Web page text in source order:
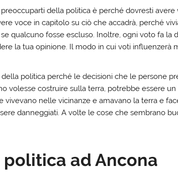
della politica è perché dovresti
voce in capitolo su ciò che accadrà, perché
qualcuno fosse escluso. Inoltre, ogni voto fa la
la tua opinione. Il modo in cui voti influenzerà
della politica perché le decisioni che le persone
volesse costruire sulla terra, potrebbe essere
vivevano nelle vicinanze e amavano la terra e
danneggiati. A volte le cose che sembrano
politica ad Ancona